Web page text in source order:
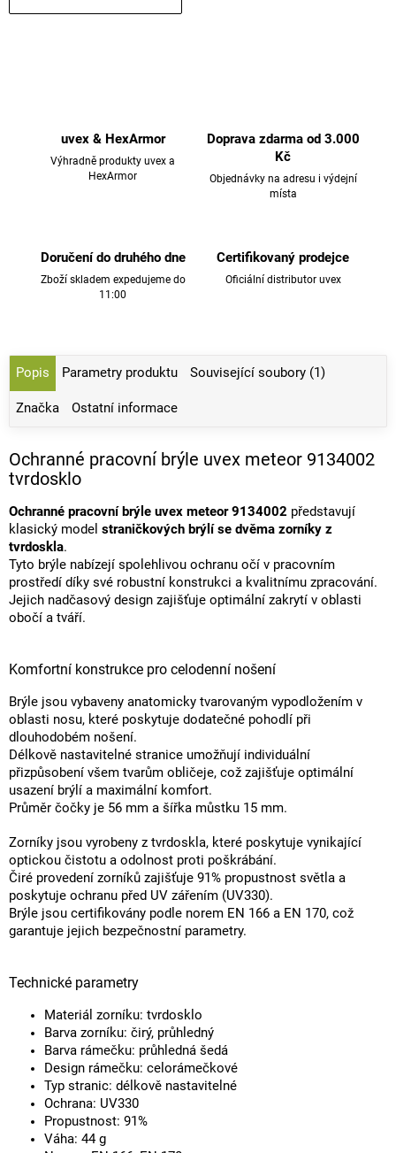
uvex & HexArmor
Výhradně produkty uvex a
HexArmor
Doprava zdarma od 3.000
Kč
Objednávky na adresu i výdejní
místa
Doručení do druhého dne
Zboží skladem expedujeme do
11:00
Certifikovaný prodejce
Oficiální distributor uvex
Popis Parametry produktu Související soubory (1)
Značka Ostatní informace
Ochranné pracovní brýle uvex meteor 9134002
tvrdosklo
Ochranné pracovní brýle uvex meteor 9134002 představují
klasický model straničkových brýlí se dvěma zorníky z
tvrdoskla.
Tyto brýle nabízejí spolehlivou ochranu očí v pracovním
prostředí díky své robustní konstrukci a kvalitnímu zpracování.
Jejich nadčasový design zajišťuje optimální zakrytí v oblasti
obočí a tváří.
Komfortní konstrukce pro celodenní nošení
Brýle jsou vybaveny anatomicky tvarovaným vypodložením v
oblasti nosu, které poskytuje dodatečné pohodlí při
dlouhodobém nošení.
Délkově nastavitelné stranice umožňují individuální
přizpůsobení všem tvarům obličeje, což zajišťuje optimální
usazení brýlí a maximální komfort.
Průměr čočky je 56 mm a šířka můstku 15 mm.
Zorníky jsou vyrobeny z tvrdoskla, které poskytuje vynikající
optickou čistotu a odolnost proti poškrábání.
Čiré provedení zorníků zajišťuje 91% propustnost světla a
poskytuje ochranu před UV zářením (UV330).
Brýle jsou certifikovány podle norem EN 166 a EN 170, což
garantuje jejich bezpečnostní parametry.
Technické parametry
Materiál zorníku: tvrdosklo
Barva zorníku: čirý, průhledný
Barva rámečku: průhledná šedá
Design rámečku: celorámečkové
Typ stranic: délkově nastavitelné
Ochrana: UV330
Propustnost: 91%
Váha: 44 g